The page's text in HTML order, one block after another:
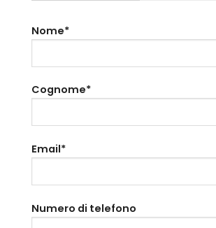
Nome*
Cognome*
Email*
Numero di telefono